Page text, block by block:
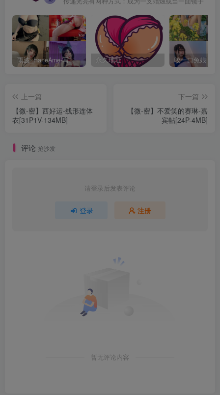
雨波_HaneAme-写真套图合集【持续更新中】 永久地址
上一篇
【微-密】西好运-线形连体
衣[31P1V-134MB]
下一篇
【微-密】不爱笑的赛琳-嘉
宾帖[24P-4MB]
评论 抢沙发
请登录后发表评论
登录 注册
暂无评论内容